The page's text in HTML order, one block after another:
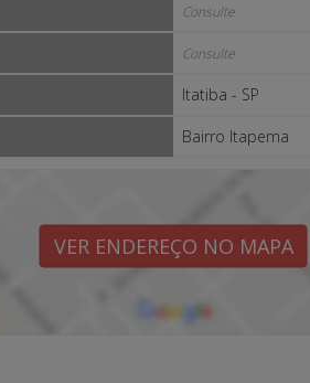
Consulte
Consulte
Itatiba - SP
Bairro Itapema
VER ENDEREÇO NO MAPA